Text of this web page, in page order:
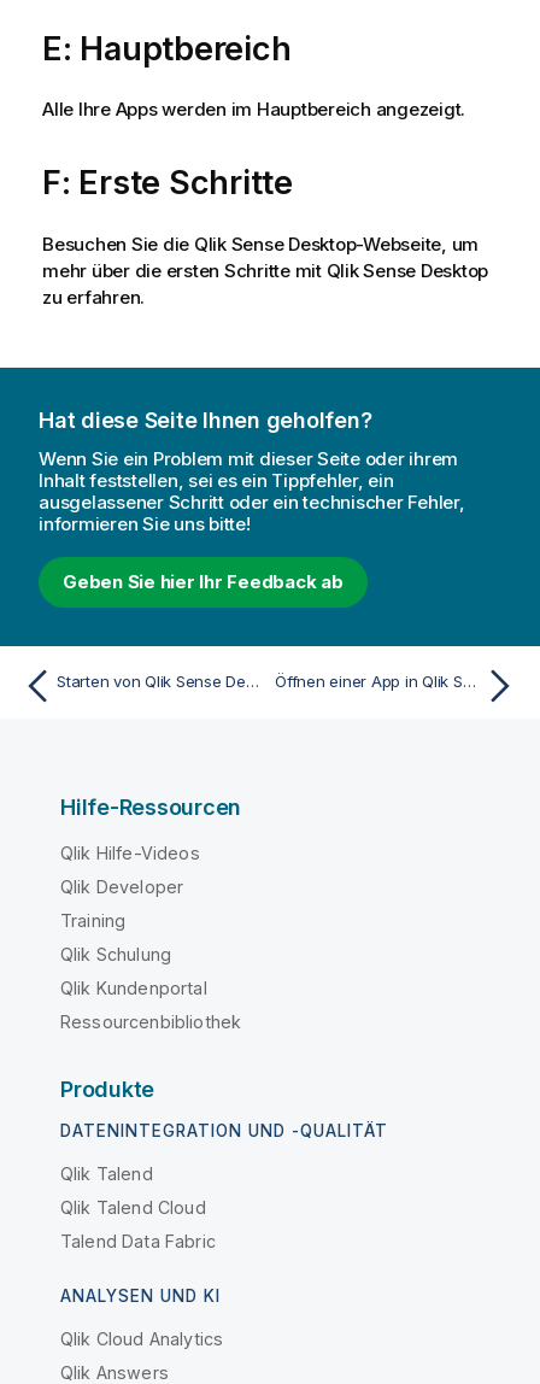
E: Hauptbereich
Alle Ihre Apps werden im Hauptbereich angezeigt.
F: Erste Schritte
Besuchen Sie die Qlik Sense Desktop-Webseite, um
mehr über die ersten Schritte mit Qlik Sense Desktop
zu erfahren.
Hat diese Seite Ihnen geholfen?
Wenn Sie ein Problem mit dieser Seite oder ihrem
Inhalt feststellen, sei es ein Tippfehler, ein
ausgelassener Schritt oder ein technischer Fehler,
informieren Sie uns bitte!
Geben Sie hier Ihr Feedback ab
Starten von Qlik Sense Desktop Öffnen einer App in Qlik Sense Desktop
Hilfe-Ressourcen
Qlik Hilfe-Videos
Qlik Developer
Training
Qlik Schulung
Qlik Kundenportal
Ressourcenbibliothek
Produkte
DATENINTEGRATION UND -QUALITÄT
Qlik Talend
Qlik Talend Cloud
Talend Data Fabric
ANALYSEN UND KI
Qlik Cloud Analytics
Qlik Answers